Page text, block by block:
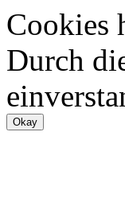
Cookies
Durch